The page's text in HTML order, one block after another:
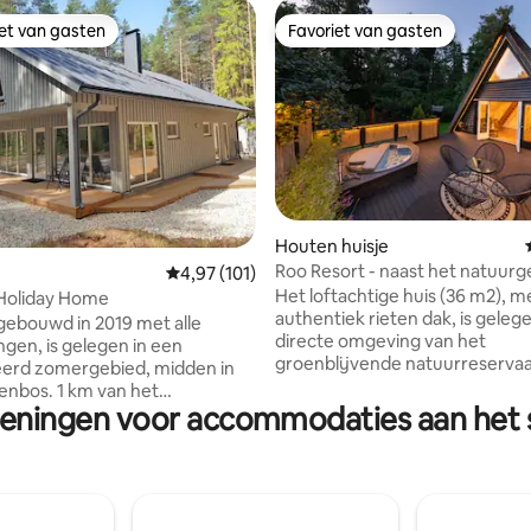
van 4,98 uit 5, 163 recensies
van gasten
van gasten
Gemiddelde beoordeling van 4,97 uit 5, 101
4,97 (101)
Home
in 2019 met alle
is gelegen in een
zomergebied, midden in
1 km van het
Roosta, waar een
avonturenpark, buitenbar,
Favoriet van gasten
Favoriet van gasten
Houten huisje
Roo Resort - naast het
Het loftachtige huis (36 m2),
authentiek rieten dak, is
directe omgeving van het
groenblijvende
van de zee. Talrijke
kustpaden en attracties
lange dag kun je heerlijk
voor accommodaties aan het